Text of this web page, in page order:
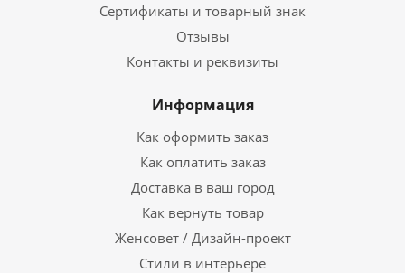
Сертификаты и товарный знак
Отзывы
Контакты и реквизиты
Информация
Как оформить заказ
Как оплатить заказ
Доставка в ваш город
Как вернуть товар
Женсовет / Дизайн-проект
Стили в интерьере